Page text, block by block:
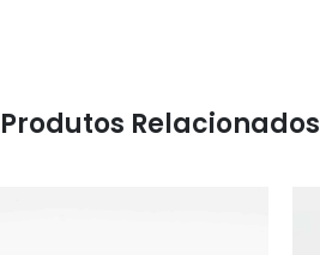
Produtos Relacionados